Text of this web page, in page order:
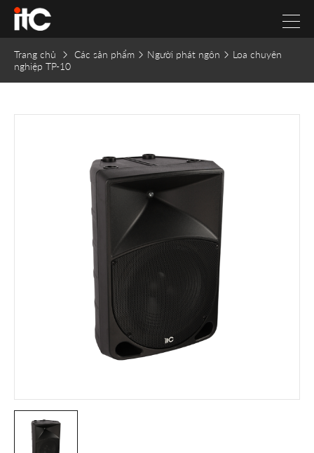
Trang chủ Các sản phẩm Người phát ngôn
Loa chuyên
nghiệp TP-10